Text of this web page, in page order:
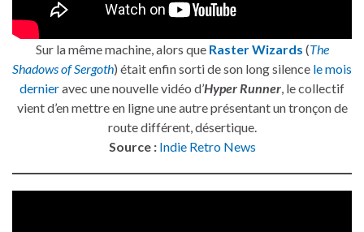
Sur la même machine, alors que Raster Wizards (The
Shadows of Sergoth) était enfin sorti de son long silence le mois
dernieravec une nouvelle vidéo d’Hyper Runner , le collectif
vient d’en mettre en ligne une autre présentant un tronçon de
route différent, désertique.
Source : Indie Retro News